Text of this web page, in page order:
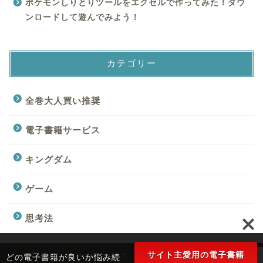
ポケモンしりとりツールをエクセルで作ってみた！ダウ
ンロードして遊んでみよう！
カテゴリー
全巻大人買い推奨
電子書籍サービス
キングダム
ゲーム
思考法
当サイトについて お問い合わせ
どの電子書籍が良いか悩み続 サイト主愛用の電子書籍